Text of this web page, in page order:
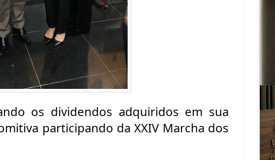
os dividendos adquiridos em sua
participando da XXIV Marcha dos